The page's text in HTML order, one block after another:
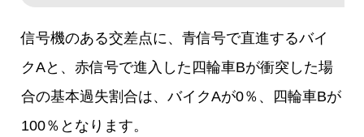
信号機のある交差点に、青信号で直進するバイ
クAと、赤信号で進入した四輪車Bが衝突した場
合の基本過失割合は、バイクAが0％、四輪車Bが
100％となります。